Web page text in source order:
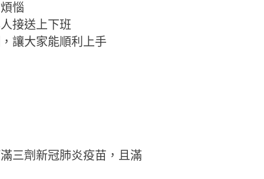
惱
接送上下班
讓大家能順利上手
三劑新冠肺炎疫苗，且滿